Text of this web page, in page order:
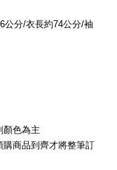
公分/衣長約74公分/袖
顏色為主
商品到齊才將整筆訂